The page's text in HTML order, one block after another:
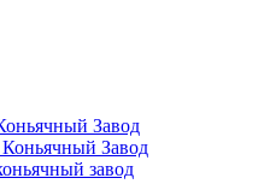
Завод
Завод
завод